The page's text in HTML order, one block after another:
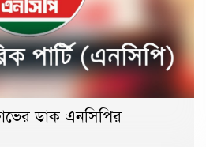
ডাক এনসিপির